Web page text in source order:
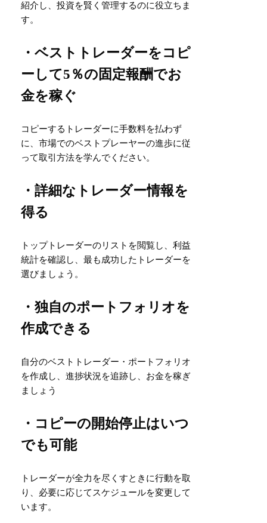
紹介し、投資を賢く管理するのに役立ちま
す。
・ベストトレーダーをコピ
ーして5％の固定報酬でお
金を稼ぐ
コピーするトレーダーに手数料を払わず
に、市場でのベストプレーヤーの進歩に従
って取引方法を学んでください。
・詳細なトレーダー情報を
得る
トップトレーダーのリストを閲覧し、利益
統計を確認し、最も成功したトレーダーを
選びましょう。
・独自のポートフォリオを
作成できる
自分のベストトレーダー・ポートフォリオ
を作成し、進捗状況を追跡し、お金を稼ぎ
ましょう
・コピーの開始停止はいつ
でも可能
トレーダーが全力を尽くすときに行動を取
り、必要に応じてスケジュールを変更して
います。